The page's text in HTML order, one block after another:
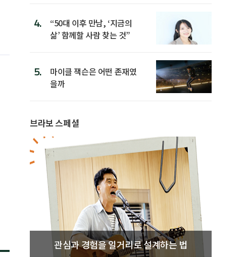
4.
“50대 이후 만남, ‘지금의
삶’ 함께할 사람 찾는 것”
5.
마이클 잭슨은 어떤 존재였
을까
브라보 스페셜
관심과 경험을 일거리로 설계하는 법